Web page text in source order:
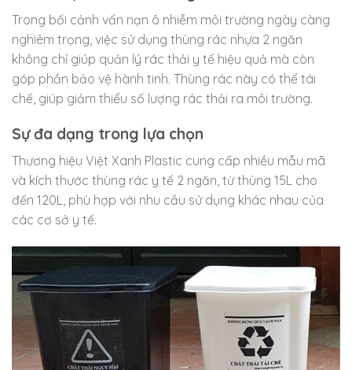
Trong bối cảnh vấn nạn ô nhiễm môi trường ngày càng
nghiêm trọng, việc sử dụng thùng rác nhựa 2 ngăn
không chỉ giúp quản lý rác thải y tế hiệu quả mà còn
góp phần bảo vệ hành tinh. Thùng rác này có thể tái
chế, giúp giảm thiểu số lượng rác thải ra môi trường.
Sự đa dạng trong lựa chọn
Thương hiệu Việt Xanh Plastic cung cấp nhiều mẫu mã
và kích thước thùng rác y tế 2 ngăn, từ thùng 15L cho
đến 120L, phù hợp với nhu cầu sử dụng khác nhau của
các cơ sở y tế.